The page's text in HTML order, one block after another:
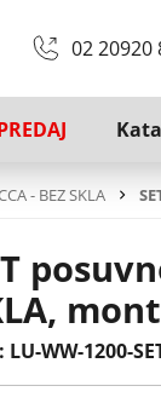
02 20920
- BEZ SKLA
LU-WW-1200-